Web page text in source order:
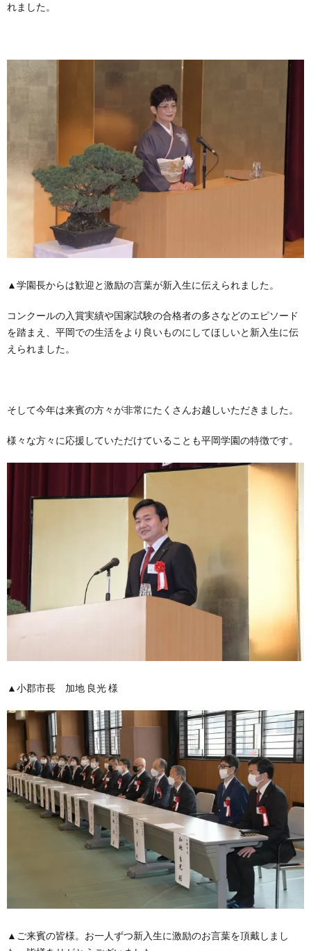
れました。
▲学園長からは歓迎と激励の言葉が新入生に伝えられました。
コンクールの入賞実績や国家試験の合格者の多さなどのエピソード
を踏まえ、平岡での生活をより良いものにしてほしいと新入生に伝
えられました。
そして今年は来賓の方々が非常にたくさんお越しいただきました。
様々な方々に応援していただけていることも平岡学園の特徴です。
▲小郡市長 加地 良光 様
▲ご来賓の皆様。お一人ずつ新入生に激励のお言葉を頂戴しまし